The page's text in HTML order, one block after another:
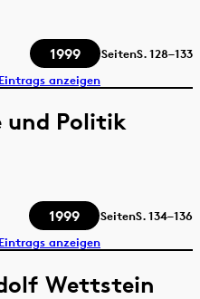
1999 SeitenS.128–133
anzeigen
und Politik
1999 SeitenS.134–136
anzeigen
Wettstein